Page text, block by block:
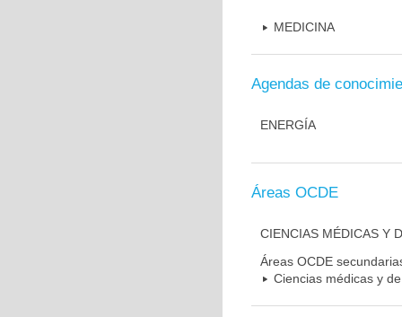
MEDICINA
Agendas de
ENERGÍA
Áreas OCDE
CIENCIAS MÉDICAS Y
Áreas OCDE
Ciencias médicas y